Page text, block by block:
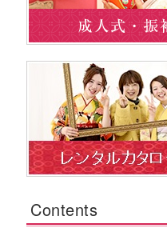
Contents